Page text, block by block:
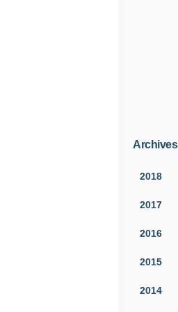
Archives
2018
2017
2016
2015
2014